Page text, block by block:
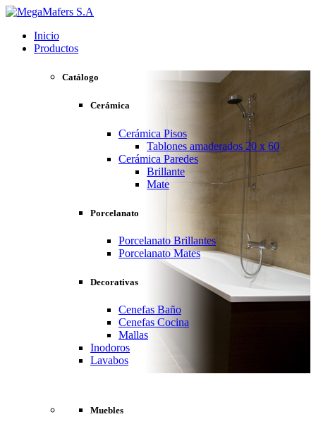
Inicio
Productos
Catálogo
Cerámica
Cerámica Pisos
Tablones amaderados 20 x 60
Cerámica Paredes
Brillante
Mate
Porcelanato
Porcelanato Brillantes
Porcelanato Mates
Decorativas
Cenefas Baño
Cenefas Cocina
Mallas
Inodoros
Lavabos
Muebles